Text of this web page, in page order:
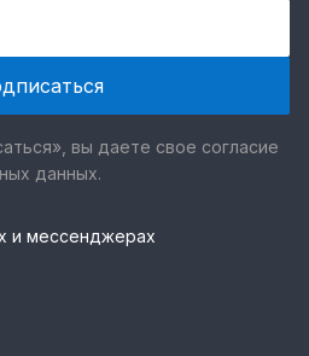
вы даете свое согласие
данных.
и мессенджерах